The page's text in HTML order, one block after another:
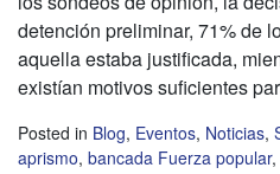
detención preliminar, 71% de
aquella estaba justificada,
existían motivos suficientes
Posted in Blog, Eventos, Noticias,
aprismo, bancada Fuerza popular,